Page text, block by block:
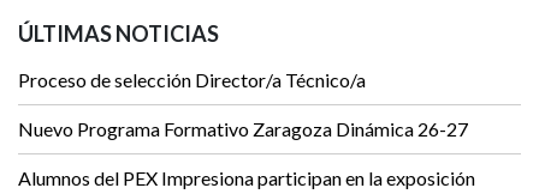
ÚLTIMAS NOTICIAS
Proceso de selección Director/a Técnico/a
Nuevo Programa Formativo Zaragoza Dinámica 26-27
Alumnos del PEX Impresiona participan en la exposición